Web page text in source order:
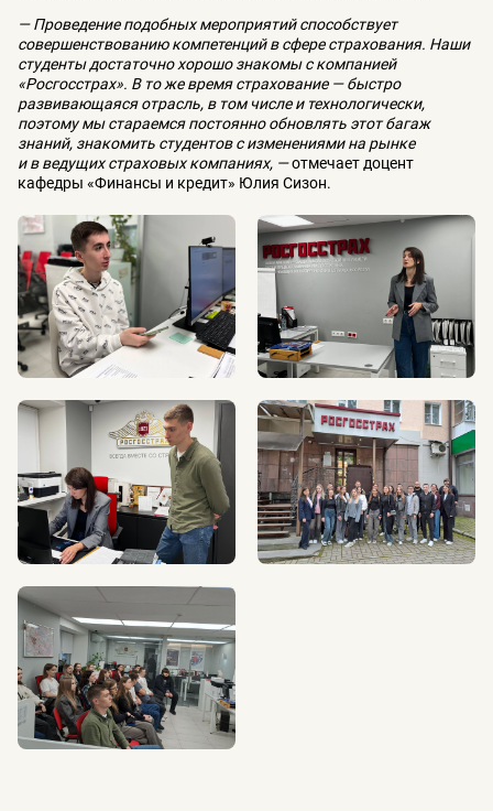
— Проведение подобных мероприятий способствует
совершенствованию компетенций в сфере страхования. Наши
студенты достаточно хорошо знакомы с компанией
«Росгосстрах». В то же время страхование — быстро
развивающаяся отрасль, в том числе и технологически,
поэтому мы стараемся постоянно обновлять этот багаж
знаний, знакомить студентов с изменениями на рынке
и в ведущих страховых компаниях, —отмечает доцент
кафедры «Финансы и кредит» Юлия Сизон.